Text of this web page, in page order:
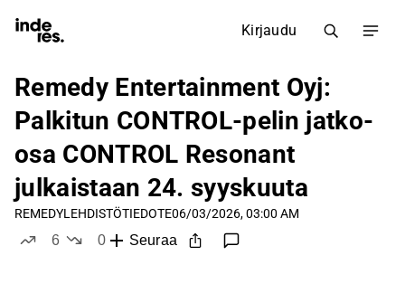
Kirjaudu
Remedy Entertainment Oyj:
Palkitun CONTROL-pelin jatko-
osa CONTROL Resonant
julkaistaan 24. syyskuuta
REMEDYLEHDISTÖTIEDOTE06/03/2026, 03:00 AM
6
0
Seuraa